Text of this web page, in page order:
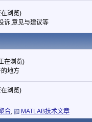
浏览)
诉,意见与建议等
在浏览)
地方
浏览)
合, MATLAB技术文章